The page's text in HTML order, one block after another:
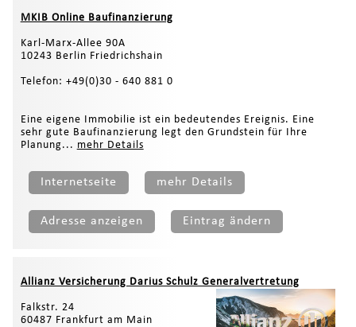
MKIB Online Baufinanzierung
Karl-Marx-Allee 90A
10243 Berlin Friedrichshain
Telefon: +49(0)30 - 640 881 0
Eine eigene Immobilie ist ein bedeutendes Ereignis. Eine
sehr gute Baufinanzierung legt den Grundstein für Ihre
Planung... mehr Details
Internetseite mehr Details
Adresse anzeigen Eintrag ändern
Allianz Versicherung Darius Schulz Generalvertretung
Falkstr. 24
60487 Frankfurt am Main